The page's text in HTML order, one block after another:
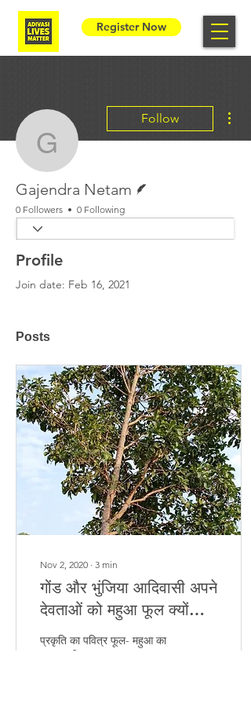
Register Now
Gajendra Netam
Follow
Gajendra Netam
0 Followers 0 Following
Profile
Join date: Feb 16, 2021
Posts
Nov 2, 2020 ∙ 3 min
गोंड और भुंजिया आदिवासी अपने
देवताओं को महुआ फूल क्यों
चढ़ाते हैं?
प्रकृति का पवित्र फूल- महुआ का
फूल धरती का प्रत्यक्ष कल्प वृक्ष-